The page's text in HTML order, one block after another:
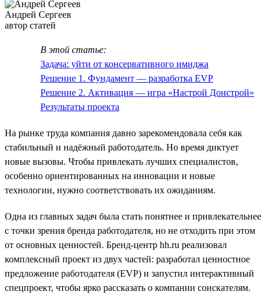
Андрей Сергеев
автор статей
В этой статье:
Задача: уйти от консервативного имиджа
Решение 1. Фундамент — разработка EVP
Решение 2. Активация — игра «Настрой Донстрой»
Результаты проекта
На рынке труда компания давно зарекомендовала себя как
стабильный и надёжный работодатель. Но время диктует
новые вызовы. Чтобы привлекать лучших специалистов,
особенно ориентированных на инновации и новые
технологии, нужно соответствовать их ожиданиям.
Одна из главных задач была стать понятнее и привлекательнее
с точки зрения бренда работодателя, но не отходить при этом
от основных ценностей. Бренд-центр hh.ru реализовал
комплексный проект из двух частей: разработал ценностное
предложение работодателя (EVP) и запустил интерактивный
спецпроект, чтобы ярко рассказать о компании соискателям.